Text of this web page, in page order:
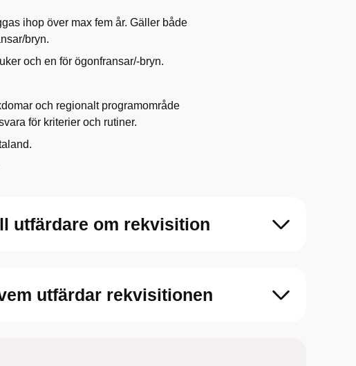
ihop över max fem år. Gäller både
bryn.
och en för ögonfransar/-bryn.
och regionalt programområde
för kriterier och rutiner.
utfärdare om rekvisition
utfärdar rekvisitionen